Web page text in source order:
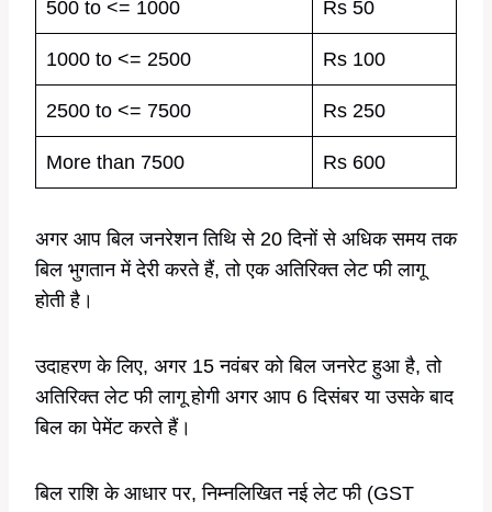
500 to <= 1000 Rs 50
1000 to <= 2500 Rs 100
2500 to <= 7500 Rs 250
More than 7500 Rs 600
अगर आप बिल जनरेशन तिथि से 20 दिनों से अधिक समय तक
बिल भुगतान में देरी करते हैं, तो एक अतिरिक्त लेट फी लागू
होती है।
उदाहरण के लिए, अगर 15 नवंबर को बिल जनरेट हुआ है, तो
अतिरिक्त लेट फी लागू होगी अगर आप 6 दिसंबर या उसके बाद
बिल का पेमेंट करते हैं।
बिल राशि के आधार पर, निम्नलिखित नई लेट फी (GST